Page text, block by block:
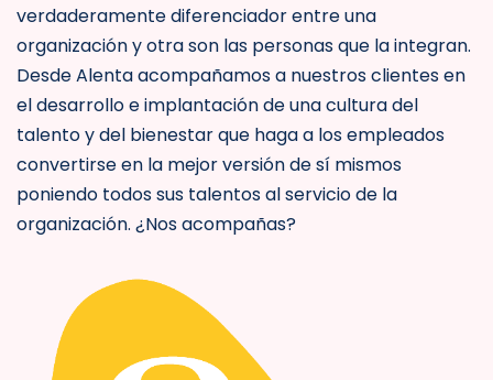
verdaderamente diferenciador entre una
organización y otra son las personas que la integran.
Desde Alenta acompañamos a nuestros clientes en
el desarrollo e implantación de una cultura del
talento y del bienestar que haga a los empleados
convertirse en la mejor versión de sí mismos
poniendo todos sus talentos al servicio de la
organización. ¿Nos acompañas?